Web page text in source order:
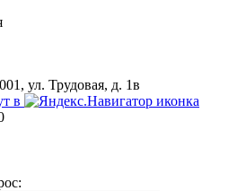
ул. Трудовая, д. 1в
в